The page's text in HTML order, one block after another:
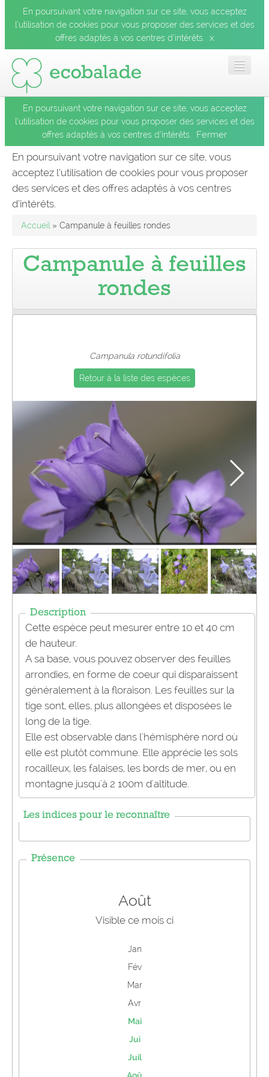
En poursuivant votre navigation sur ce site, vous acceptez
l’utilisation de cookies pour vous proposer des services et des
offres adaptés à vos centres d’intérêts.
x
Accueil
Les balades
Les espèces
Le blog
En poursuivant votre navigation sur ce site, vous acceptez
l’utilisation de cookies pour vous proposer des services et des
offres adaptés à vos centres d’intérêts.
Fermer
En poursuivant votre navigation sur ce site, vous
acceptez l’utilisation de cookies pour vous proposer
des services et des offres adaptés à vos centres
d’intérêts.
Accueil » Campanule à feuilles rondes
Campanule à feuilles
rondes
Campanula rotundifolia
Retour à la liste des espèces
Description
Cette espèce peut mesurer entre 10 et 40 cm
de hauteur.
A sa base, vous pouvez observer des feuilles
arrondies, en forme de coeur qui disparaissent
généralement à la floraison. Les feuilles sur la
tige sont, elles, plus allongées et disposées le
long de la tige.
Elle est observable dans l'hémisphère nord où
elle est plutôt commune. Elle apprécie les sols
rocailleux, les falaises, les bords de mer, ou en
montagne jusqu'à 2 100m d'altitude.
Les indices pour le reconnaître
Présence
Août
Visible ce mois ci
Jan
Fév
Mar
Avr
Mai
Jui
Juil